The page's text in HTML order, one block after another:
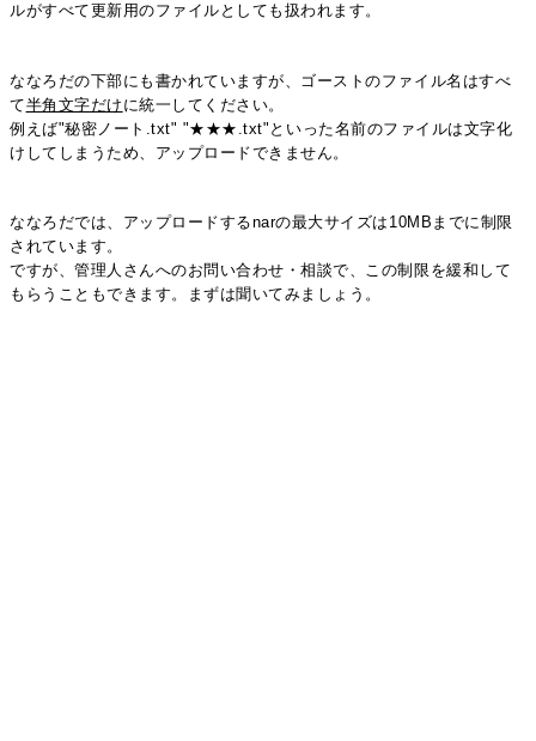
ルがすべて更新用のファイルとしても扱われます。
ななろだの下部にも書かれていますが、ゴーストのファイル名はすべ
て半角文字だけ に統一してください。
例えば"秘密ノート.txt" "★★★.txt"といった名前のファイルは文字化
けしてしまうため、アップロードできません。
ななろだでは、アップロードするnarの最大サイズは10MBまでに制限
されています。
ですが、管理人さんへのお問い合わせ・相談で、この制限を緩和して
もらうこともできます。まずは聞いてみましょう。